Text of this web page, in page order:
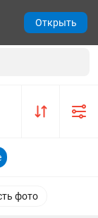
фото
Открыть